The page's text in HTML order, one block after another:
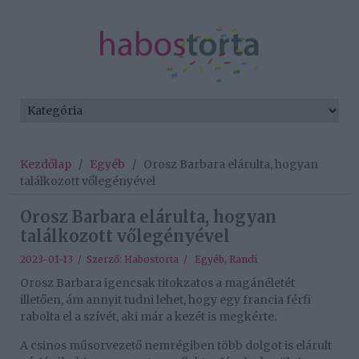
Kezdőlap / Egyéb / Orosz Barbara elárulta, hogyan
találkozott vőlegényével
Orosz Barbara elárulta, hogyan
találkozott vőlegényével
2023-01-13 / Szerző: Habostorta / Egyéb, Randi
Orosz Barbara igencsak titokzatos a magánéletét
illetően, ám annyit tudni lehet, hogy egy francia férfi
rabolta el a szívét, aki már a kezét is megkérte.
A csinos műsorvezető nemrégiben több dolgot is elárult